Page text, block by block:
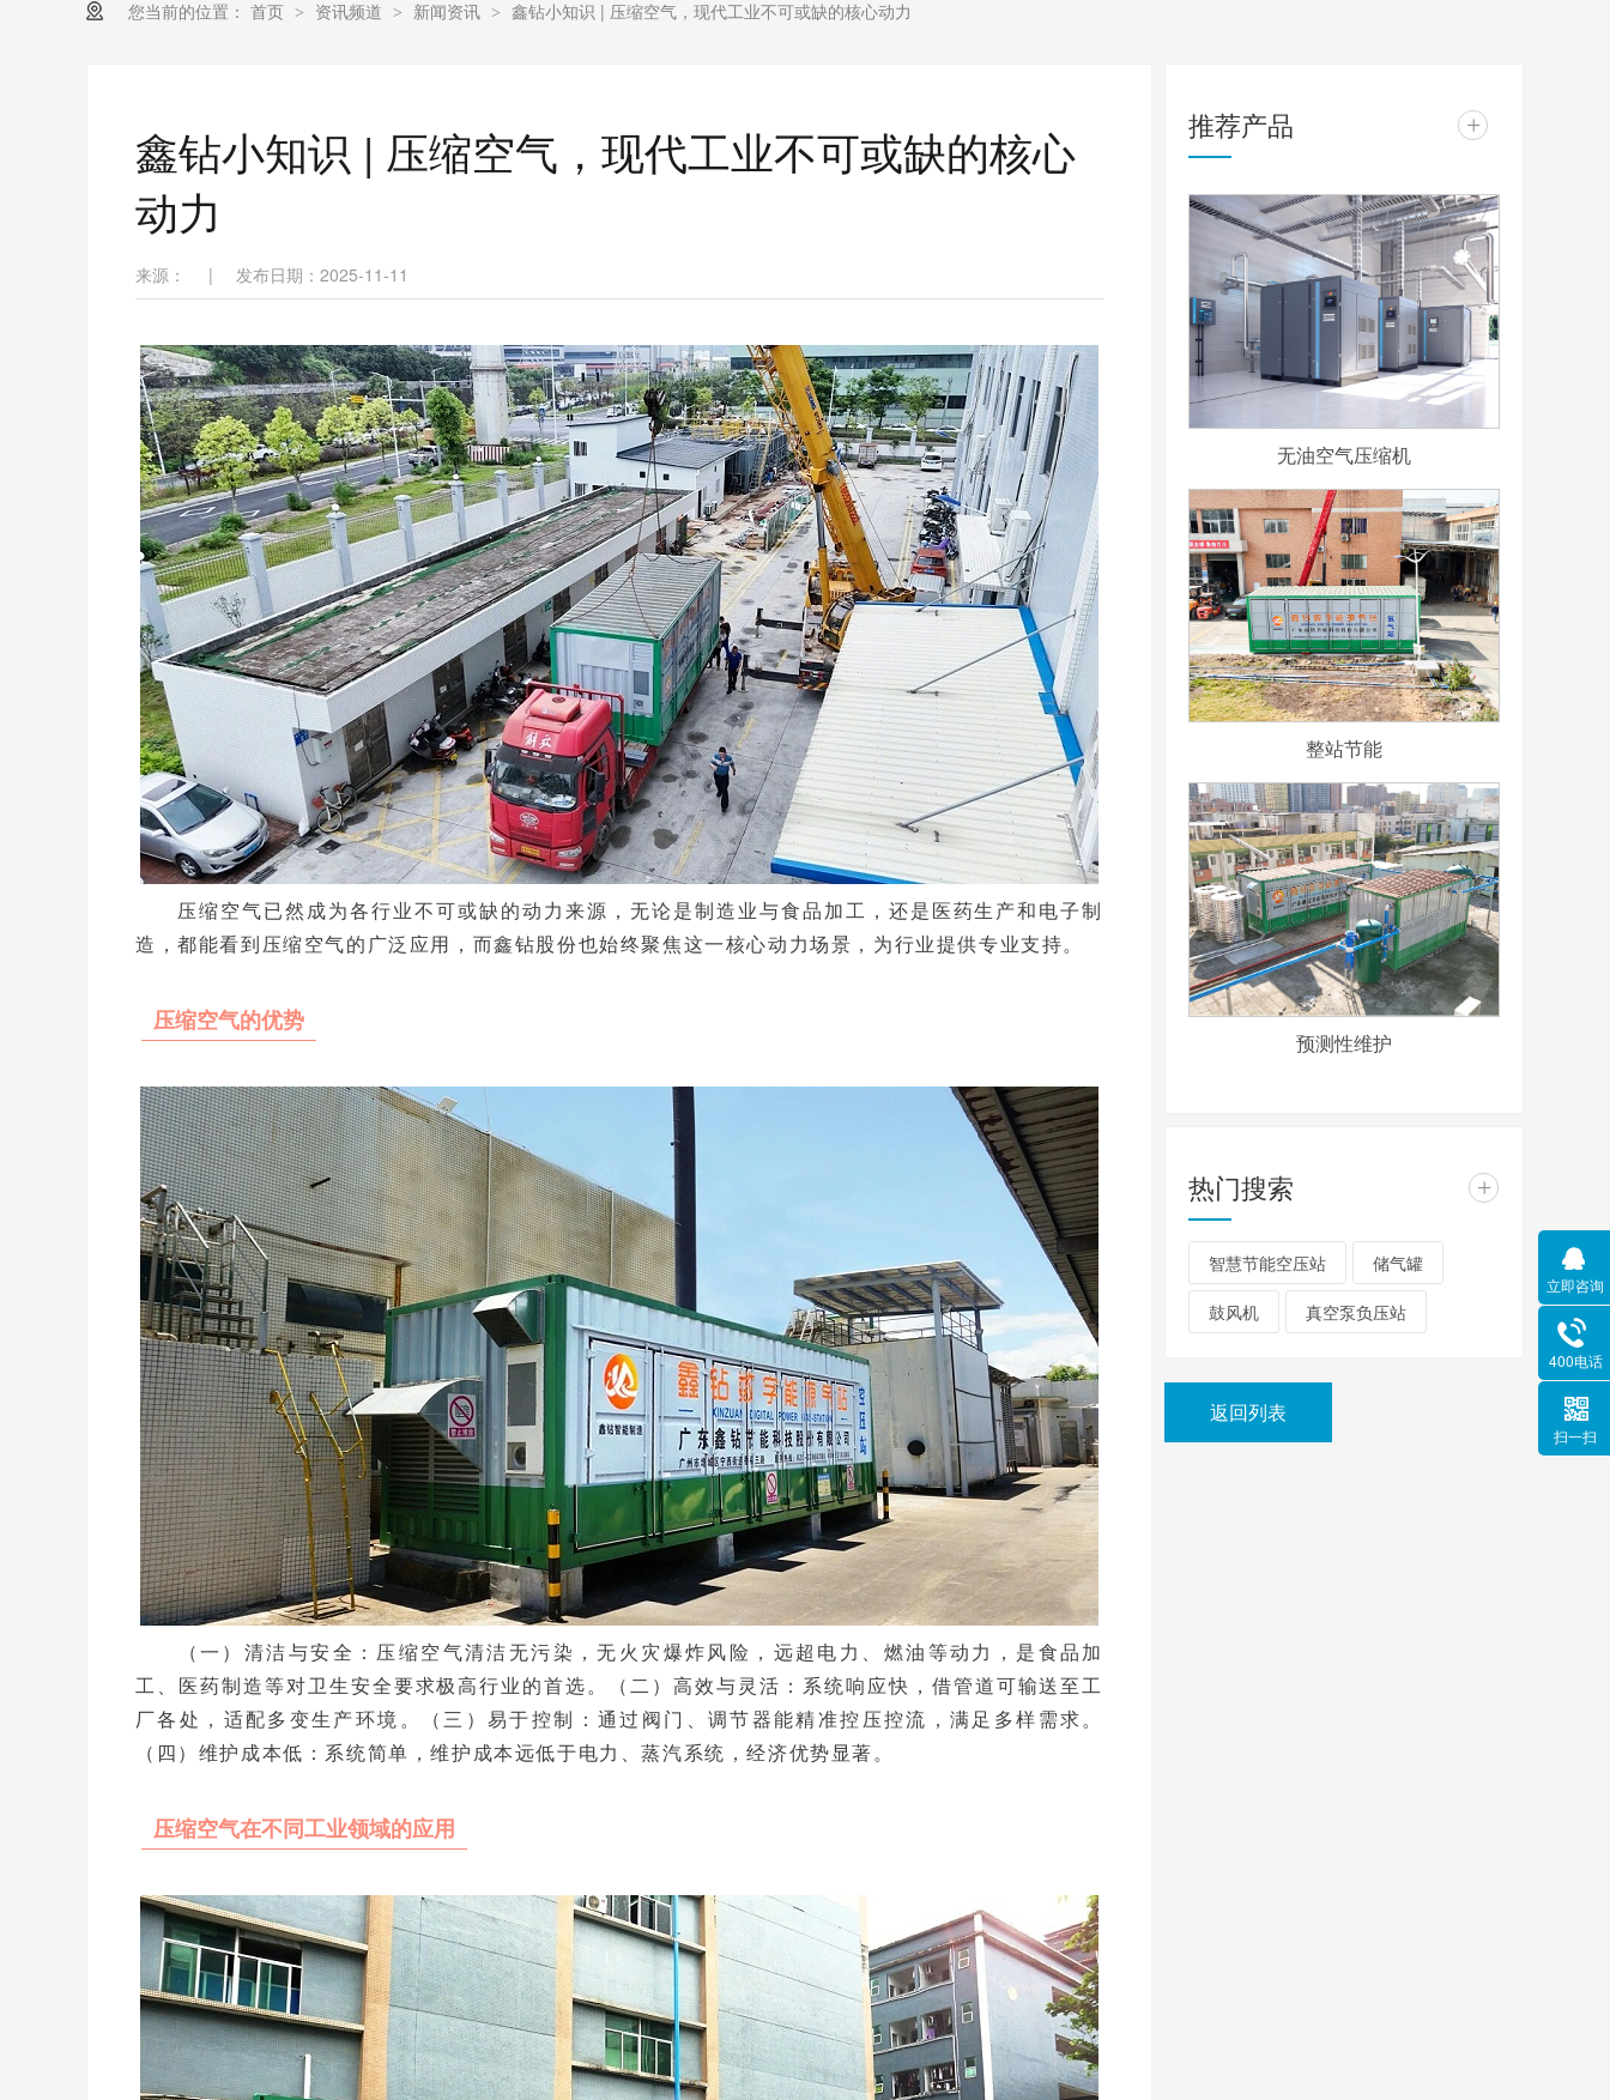
您当前的位置： 首页 > 资讯频道 > 新闻资讯 > 鑫钻小知识 | 压缩空气，现代工业不可或缺的核心动力
鑫钻小知识 | 压缩空气，现代工业不可或缺的核心
动力
来源： | 发布日期：2025-11-11
压缩空气已然成为各行业不可或缺的动力来源，无论是制造业与食品加工，还是医药生产和电子制
造，都能看到压缩空气的广泛应用，而鑫钻股份也始终聚焦这一核心动力场景，为行业提供专业支持。
压缩空气的优势
（一）清洁与安全：压缩空气清洁无污染，无火灾爆炸风险，远超电力、燃油等动力，是食品加
工、医药制造等对卫生安全要求极高行业的首选。（二）高效与灵活：系统响应快，借管道可输送至工
厂各处，适配多变生产环境。（三）易于控制：通过阀门、调节器能精准控压控流，满足多样需求。
（四）维护成本低：系统简单，维护成本远低于电力、蒸汽系统，经济优势显著。
压缩空气在不同工业领域的应用
推荐产品 +
无油空气压缩机
整站节能
预测性维护
热门搜索 +
智慧节能空压站 储气罐
鼓风机 真空泵负压站
返回列表
立即咨询
400电话
扫一扫